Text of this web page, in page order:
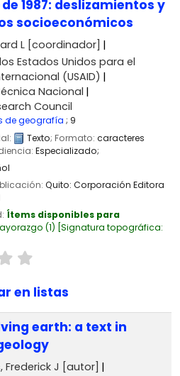
1987: deslizamientos y
socioeconómicos
L[coordinador]
Estados Unidos para el
(USAID)
Nacional
Council
de geografía ; 9
Texto; Formato: caracteres
Especializado;
Quito: Corporación Editora
Ítems disponibles para
(1) Signatura topográfica:
en listas
earth: a text in
Frederick J [autor]